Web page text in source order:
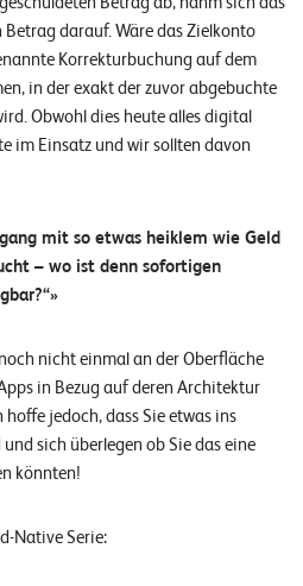
darauf. Wäre das Zielkonto
Korrekturbuchung auf dem
in der exakt der zuvor abgebuchte
Obwohl dies heute alles digital
im Einsatz und wir sollten davon
mit so etwas heiklem wie Geld
– wo ist denn sofortigen
nicht einmal an der Oberfläche
in Bezug auf deren Architektur
jedoch, dass Sie etwas ins
sich überlegen ob Sie das eine
könnten!
Native Serie: